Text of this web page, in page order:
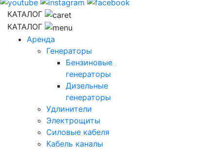
КАТАЛОГ
КАТАЛОГ
Аренда
Генераторы
Бензиновые
генераторы
Дизельные
генераторы
Удлинители
Электрощиты
Силовые кабеля
Кабель каналы